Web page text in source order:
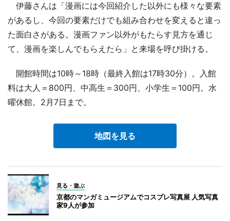
伊藤さんは「漫画には今回紹介した以外にも様々な要素
があるし、今回の要素だけでも組み合わせを変えると違っ
た面白さがある。漫画ファン以外がもたらす見方を通じ
て、漫画を楽しんでもらえたら」と来場を呼び掛ける。
開館時間は10時～18時（最終入館は17時30分）。入館
料は大人＝800円、中高生＝300円、小学生＝100円。水
曜休館。2月7日まで。
地図を見る
見る・遊ぶ
京都のマンガミュージアムでコスプレ写真展 人気写真
家9人が参加